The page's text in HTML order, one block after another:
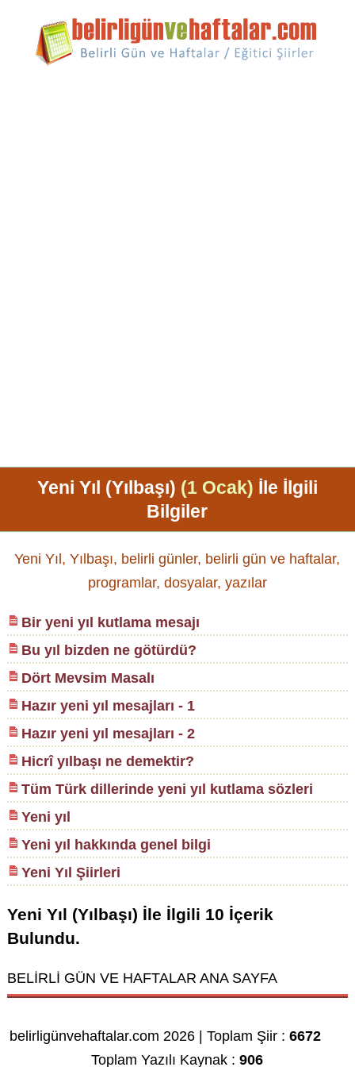
Yeni Yıl (Yılbaşı) (1 Ocak) İle İlgili
Bilgiler
Yeni Yıl, Yılbaşı, belirli günler, belirli gün ve haftalar,
programlar, dosyalar, yazılar
Bir yeni yıl kutlama mesajı
Bu yıl bizden ne götürdü?
Dört Mevsim Masalı
Hazır yeni yıl mesajları - 1
Hazır yeni yıl mesajları - 2
Hicrî yılbaşı ne demektir?
Tüm Türk dillerinde yeni yıl kutlama sözleri
Yeni yıl
Yeni yıl hakkında genel bilgi
Yeni Yıl Şiirleri
Yeni Yıl (Yılbaşı) İle İlgili 10 İçerik
Bulundu.
BELİRLİ GÜN VE HAFTALAR ANA SAYFA
belirligünvehaftalar.com 2026 | Toplam Şiir :6672
Toplam Yazılı Kaynak :906